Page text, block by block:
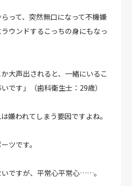
らって、突然無口になって不機嫌
ウンドするこっちの身にもなっ
か大声出されると、一緒にいるこ
です」（歯科衛生士：29歳）
嫌われてしまう要因ですよね。
ツです。
ですが、平常心平常心……。